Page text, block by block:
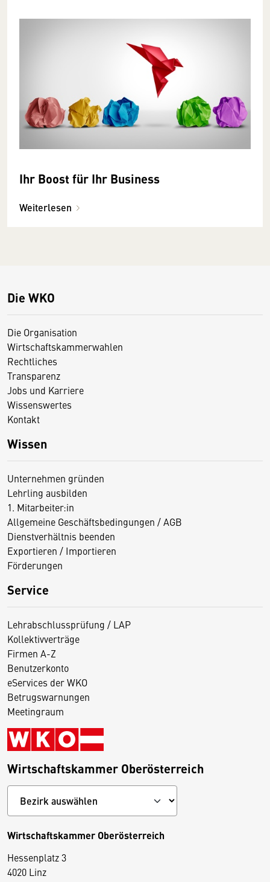
Ihr Boost für Ihr Business
Weiterlesen
Die WKO
Die Organisation
Wirtschaftskammerwahlen
Rechtliches
Transparenz
Jobs und Karriere
Wissenswertes
Kontakt
Wissen
Unternehmen gründen
Lehrling ausbilden
1. Mitarbeiter:in
Allgemeine Geschäftsbedingungen / AGB
Dienstverhältnis beenden
Exportieren / Importieren
Förderungen
Service
Lehrabschlussprüfung / LAP
Kollektivverträge
Firmen A-Z
Benutzerkonto
eServices der WKO
Betrugswarnungen
Meetingraum
Wirtschaftskammer Oberösterreich
Wirtschaftskammer Oberösterreich
Hessenplatz 3
4020 Linz